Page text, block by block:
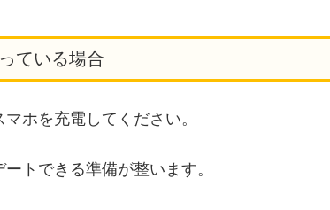
ている場合
ホを充電してください。
トできる準備が整います。